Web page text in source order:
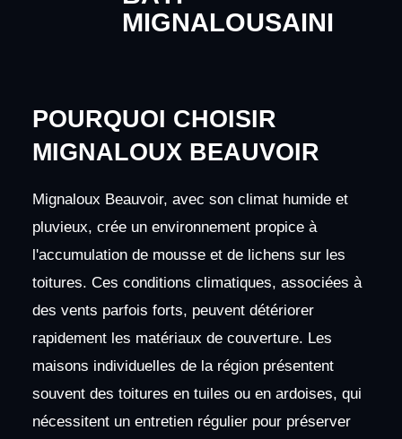
MIGNALOUSAINI
POURQUOI CHOISIR
MIGNALOUX BEAUVOIR
Mignaloux Beauvoir, avec son climat humide et
pluvieux, crée un environnement propice à
l'accumulation de mousse et de lichens sur les
toitures. Ces conditions climatiques, associées à
des vents parfois forts, peuvent détériorer
rapidement les matériaux de couverture. Les
maisons individuelles de la région présentent
souvent des toitures en tuiles ou en ardoises, qui
nécessitent un entretien régulier pour préserver